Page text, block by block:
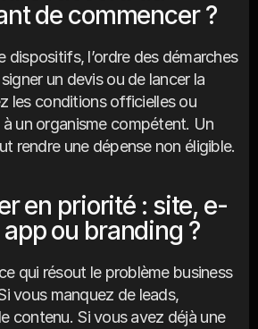
de commencer ?
dispositifs, l’ordre des démarches
un devis ou de lancer la
les conditions officielles ou
un organisme compétent. Un
rendre une dépense non éligible.
en priorité : site, e-
ou branding ?
qui résout le problème business
vous manquez de leads,
contenu. Si vous avez déjà une